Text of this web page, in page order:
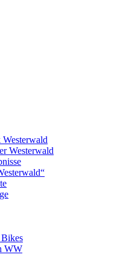
Westerwald
Westerwald
WW